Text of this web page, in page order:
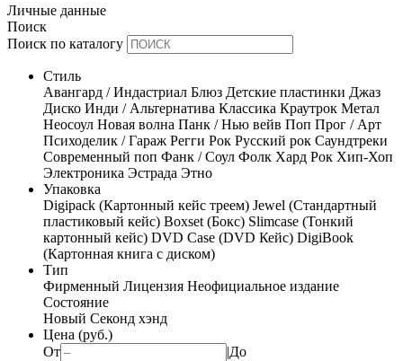
Личные данные
Поиск
Поиск по каталогу
Стиль
Авангард / Индастриал Блюз Детские пластинки Джаз
Диско Инди / Альтернатива Классика Краутрок Метал
Неосоул Новая волна Панк / Нью вейв Поп Прог / Арт
Психоделик / Гараж Регги Рок Русский рок Саундтреки
Современный поп Фанк / Соул Фолк Хард Рок Хип-Хоп
Электроника Эстрада Этно
Упаковка
Digipack (Картонный кейс треем) Jewel (Стандартный
пластиковый кейс) Boxset (Бокс) Slimcase (Тонкий
картонный кейс) DVD Case (DVD Кейс) DigiBook
(Картонная книга с диском)
Тип
Фирменный Лицензия Неофициальное издание
Состояние
Новый Секонд хэнд
Цена (руб.)
От
|До